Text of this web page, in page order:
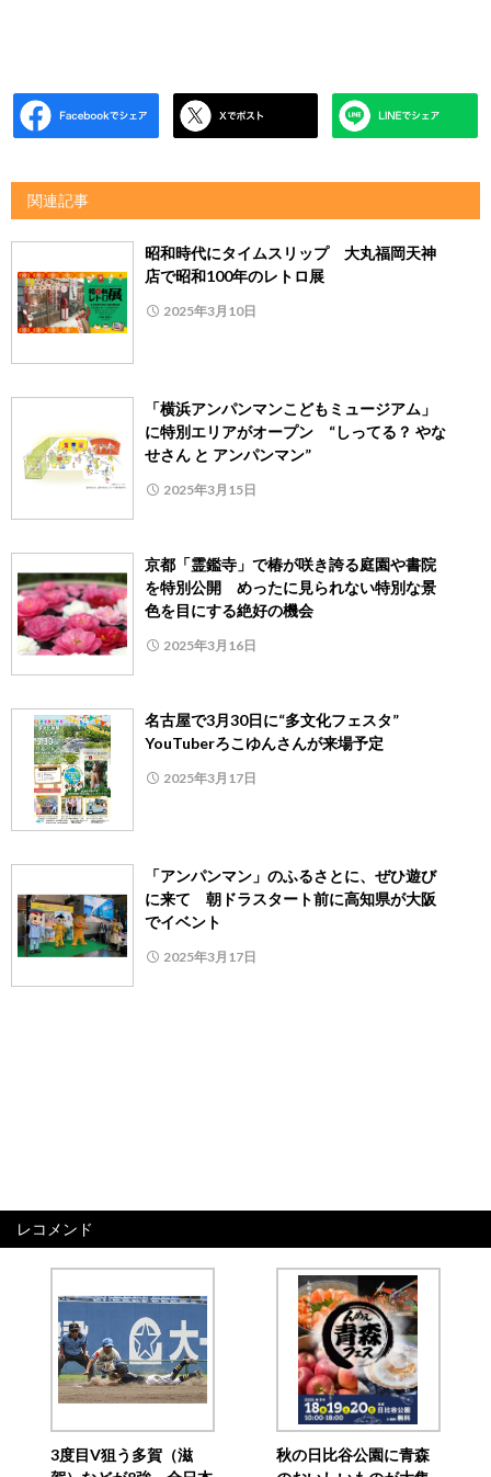
関連記事
昭和時代にタイムスリップ 大丸福岡天神
店で昭和100年のレトロ展
2025年3月10日
「横浜アンパンマンこどもミュージアム」
に特別エリアがオープン “しってる？ やな
せさん と アンパンマン”
2025年3月15日
京都「霊鑑寺」で椿が咲き誇る庭園や書院
を特別公開 めったに見られない特別な景
色を目にする絶好の機会
2025年3月16日
名古屋で3月30日に“多文化フェスタ”
YouTuberろこゆんさんが来場予定
2025年3月17日
「アンパンマン」のふるさとに、ぜひ遊び
に来て 朝ドラスタート前に高知県が大阪
でイベント
2025年3月17日
レコメンド
3度目V狙う多賀（滋
秋の日比谷公園に青森